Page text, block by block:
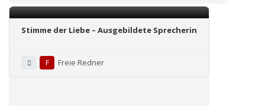
Stimme der Liebe – Ausgebildete Sprecherin
F Freie Redner